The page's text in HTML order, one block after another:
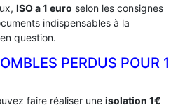
ISO a 1 euro selon les consignes
indispensables à la
question.
PERDUS POUR 1
faire réaliser une isolation 1€